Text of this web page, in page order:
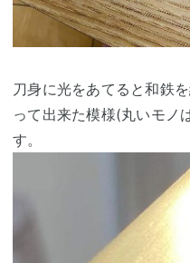
刀身に光をあてると和鉄
って出来た模様(丸いモノ
す。